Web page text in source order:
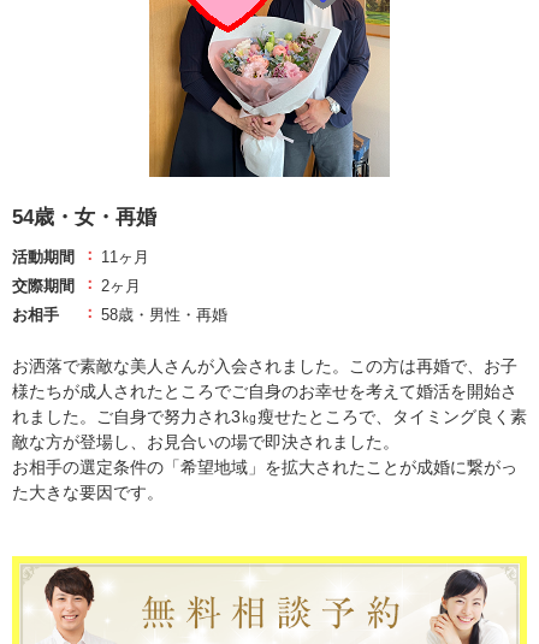
54歳・女・再婚
活動期間
11ヶ月
交際期間
2ヶ月
お相手
58歳・男性・再婚
お洒落で素敵な美人さんが入会されました。この方は再婚で、お子
様たちが成人されたところでご自身のお幸せを考えて婚活を開始さ
れました。ご自身で努力され3㎏瘦せたところで、タイミング良く素
敵な方が登場し、お見合いの場で即決されました。
お相手の選定条件の「希望地域」を拡大されたことが成婚に繋がっ
た大きな要因です。